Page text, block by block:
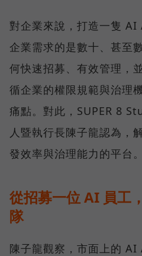
對企業來說，打造一隻
企業需求的是數十、甚至
何快速招募、有效管理，
循企業的權限規範與治理
痛點。對此，SUPER 8
人暨執行長陳子龍認為，
發效率與治理能力的平台。
從招募一位 AI 員工
隊
陳子龍觀察，市面上的